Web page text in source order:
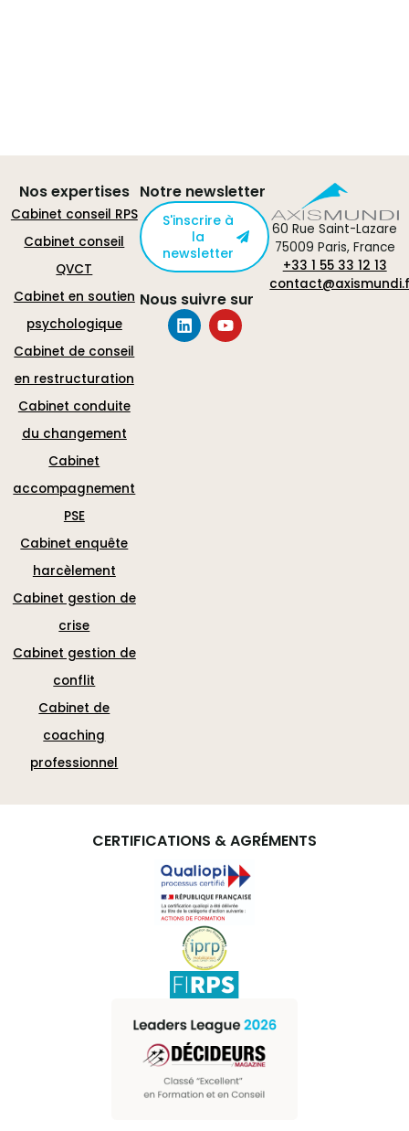
60 Rue Saint-Lazare
75009 Paris, France
+33 1 55 33 12 13
Nos expertises
Cabinet conseil RPS
Cabinet conseil
QVCT
Cabinet en soutien
psychologique
Cabinet de conseil
en restructuration
Cabinet conduite
du changement
Cabinet
accompagnement
PSE
Cabinet enquête
harcèlement
Cabinet gestion de
crise
Cabinet gestion de
conflit
Cabinet de
coaching
professionnel
Notre newsletter
S'inscrire à
la
newsletter
Nous suivre sur
CERTIFICATIONS & AGRÉMENTS